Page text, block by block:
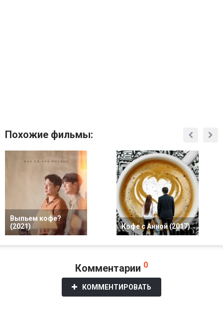
Похожие фильмы:
Выпьем кофе?
(2021)
Кофе с Анной (2017)
Комментарии 0
КОММЕНТИРОВАТЬ